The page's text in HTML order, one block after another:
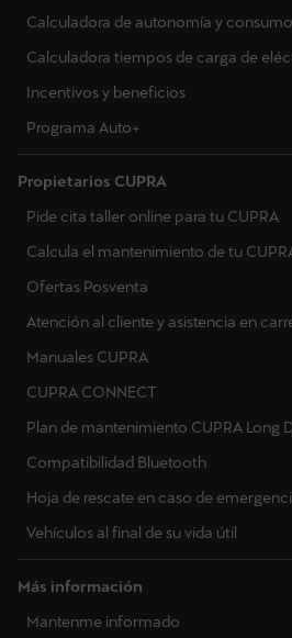
Calculadora de autonomía y
Calculadora tiempos de carga de
Incentivos y beneficios
Programa Auto+
Propietarios CUPRA
Pide cita taller online para tu CUPRA
Calcula el mantenimiento de tu
Ofertas Posventa
Atención al cliente y asistencia en
Manuales CUPRA
CUPRA CONNECT
Plan de mantenimiento CUPRA Long
Compatibilidad Bluetooth
Hoja de rescate en caso de
Vehículos al final de su vida útil
Más información
Mantenme informado